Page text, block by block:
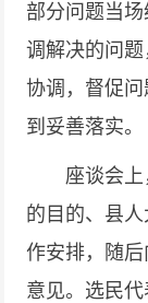
部分问题当
调解决的问
协调，督促
到妥善落实。
座谈会上
的目的、县
作安排，随
意见。选民